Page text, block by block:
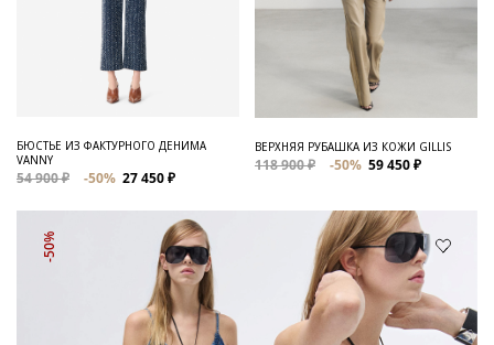
БЮСТЬЕ ИЗ ФАКТУРНОГО ДЕНИМА
VANNY
54 900 ₽ -50% 27 450 ₽
ВЕРХНЯЯ РУБАШКА ИЗ КОЖИ GILLIS
118 900 ₽ -50% 59 450 ₽
-50%